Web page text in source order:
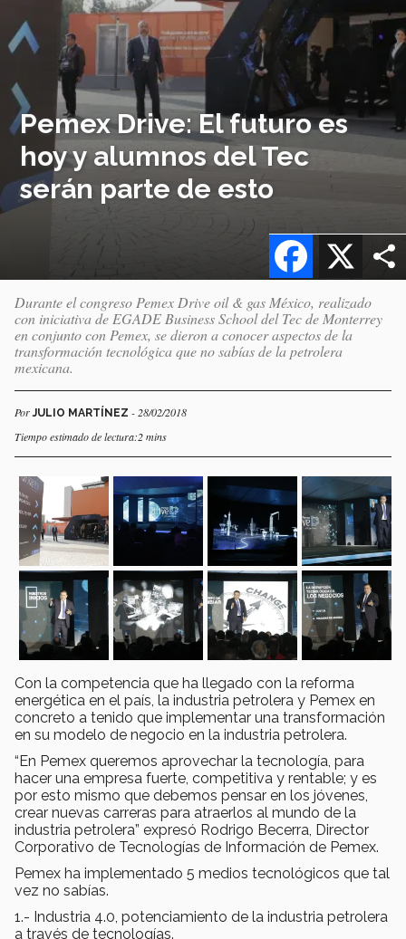
Pemex Drive: El futuro es
hoy y alumnos del Tec
serán parte de esto
X
Facebook
Durante el congreso Pemex Drive oil & gas México, realizado
con iniciativa de EGADE Business School del Tec de Monterrey
en conjunto con Pemex, se dieron a conocer aspectos de la
transformación tecnológica que no sabías de la petrolera
mexicana.
PorJULIO MARTÍNEZ - 28/02/2018
Tiempo estimado de lectura:2 mins
Con la competencia que ha llegado con la reforma
energética en el país, la industria petrolera y Pemex en
concreto a tenido que implementar una transformación
en su modelo de negocio en la industria petrolera.
“En Pemex queremos aprovechar la tecnología, para
hacer una empresa fuerte, competitiva y rentable; y es
por esto mismo que debemos pensar en los jóvenes,
crear nuevas carreras para atraerlos al mundo de la
industria petrolera” expresó Rodrigo Becerra, Director
Corporativo de Tecnologías de Información de Pemex.
Pemex ha implementado 5 medios tecnológicos que tal
vez no sabías.
1.- Industria 4.0, potenciamiento de la industria petrolera
a través de tecnologías.